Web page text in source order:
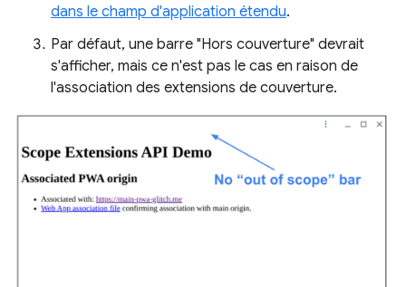
dans le champ d'application étendu.
Par défaut, une barre "Hors couverture" devrait
s'afficher, mais ce n'est pas le cas en raison de
l'association des extensions de couverture.